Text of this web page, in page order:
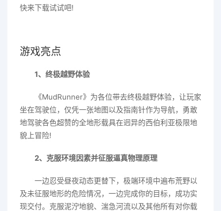
快来下载试试吧!
游戏亮点
1、终极越野体验
《MudRunner》为各位带去终极越野体验，让玩家
坐在驾驶位，仅凭一张地图以及指南针作为导航，勇敢
地驾驶各色超赞的全地形载具在迥异的西伯利亚极限地
貌上冒险!
2、克服环境因素并征服逼真物理原理
一边忍受昼夜动态更替下，极端环境中遍布荒野以
及未征服地形的危险情况，一边完成你的目标，成功实
现交付。克服泥泞地貌、湍急河流以及其他所有对你载